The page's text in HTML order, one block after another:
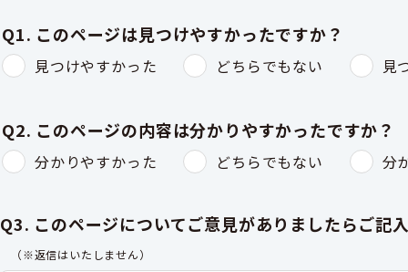
Q1. このページは見つけやすかったですか？
見つけやすかった どちらでもない 見
Q2. このページの内容は分かりやすかったですか？
分かりやすかった どちらでもない 分
Q3. このページについてご意見がありましたらご記
（※返信はいたしません）